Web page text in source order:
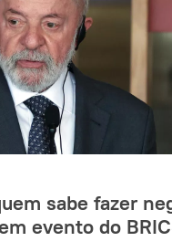
sabe fazer
evento do